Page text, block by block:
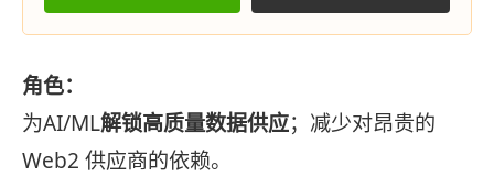
角色：
为AI/ML解锁高质量数据供应；减少对昂贵的
Web2 供应商的依赖。